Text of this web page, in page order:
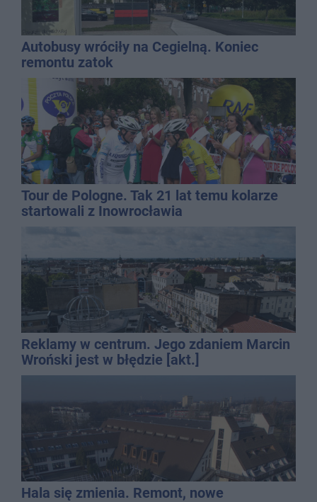
Autobusy wróciły na Cegielną. Koniec
remontu zatok
Tour de Pologne. Tak 21 lat temu kolarze
startowali z Inowrocławia
Reklamy w centrum. Jego zdaniem Marcin
Wroński jest w błędzie [akt.]
Hala się zmienia. Remont, nowe